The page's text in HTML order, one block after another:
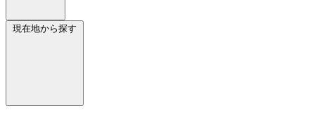
現在地から探す